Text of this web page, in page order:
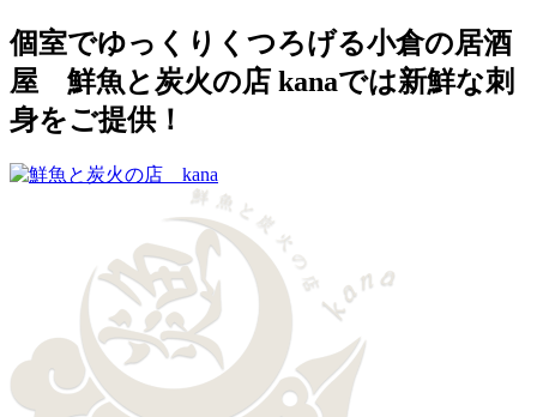
個室でゆっくりくつろげる小倉の居酒
屋 鮮魚と炭火の店 kanaでは新鮮な刺
身をご提供！